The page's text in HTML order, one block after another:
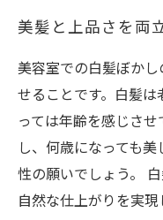
美髪と上品さを両
美容室での白髪ぼか
せることです。白髪
っては年齢を感じさ
し、何歳になっても
性の願いでしょう。
自然な仕上がりを実